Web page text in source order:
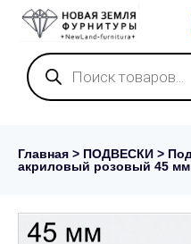
Поиск
товаров
Главная > ПОДВЕСКИ >
акриловый розовый 45 мм